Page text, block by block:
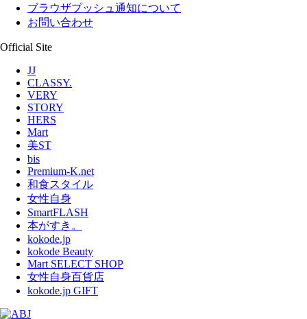
ブラウザプッシュ通知について
お問い合わせ
Official Site
JJ
CLASSY.
VERY
STORY
HERS
Mart
美ST
bis
Premium-K.net
和食スタイル
女性自身
SmartFLASH
本がすき。
kokode.jp
kokode Beauty
Mart SELECT SHOP
女性自身百貨店
kokode.jp GIFT